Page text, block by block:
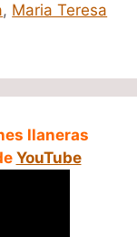
, Maria Teresa
llaneras
YouTube